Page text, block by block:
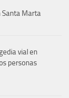
Santa Marta
vial en
personas